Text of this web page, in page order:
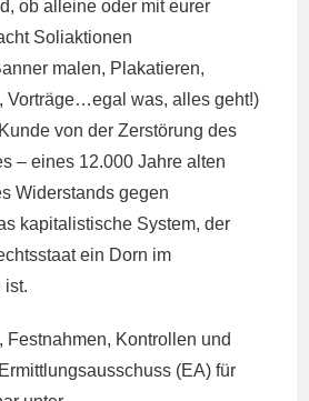
ob alleine oder mit eurer
Soliaktionen
malen, Plakatieren,
Vorträge…egal was, alles geht!)
von der Zerstörung des
– eines 12.000 Jahre alten
Widerstands gegen
kapitalistische System, der
ein Dorn im
ist.
Festnahmen, Kontrollen und
(EA) für